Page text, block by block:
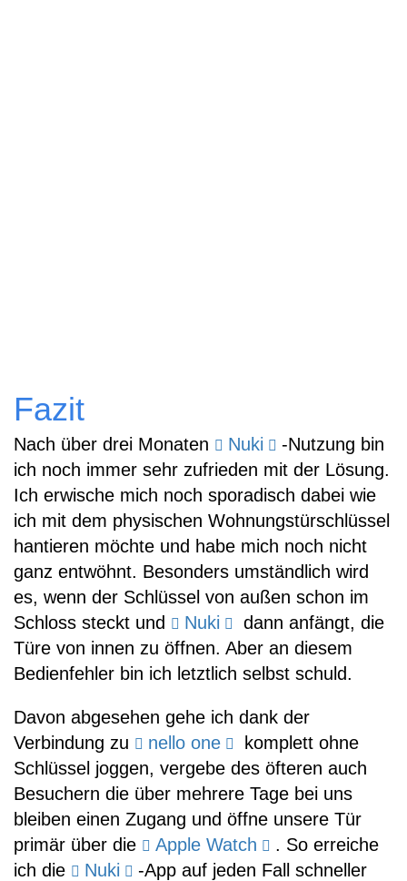
Fazit
Nach über drei Monaten Nuki
-Nutzung bin
ich noch immer sehr zufrieden mit der Lösung.
Ich erwische mich noch sporadisch dabei wie
ich mit dem physischen Wohnungstürschlüssel
hantieren möchte und habe mich noch nicht
ganz entwöhnt. Besonders umständlich wird
es, wenn der Schlüssel von außen schon im
Schloss steckt und
Nuki
dann anfängt, die
Türe von innen zu öffnen. Aber an diesem
Bedienfehler bin ich letztlich selbst schuld.
Davon abgesehen gehe ich dank der
Verbindung zu
nello one
komplett ohne
Schlüssel joggen, vergebe des öfteren auch
Besuchern die über mehrere Tage bei uns
bleiben einen Zugang und öffne unsere Tür
primär über die
Apple Watch
. So erreiche
ich die
Nuki
-App auf jeden Fall schneller